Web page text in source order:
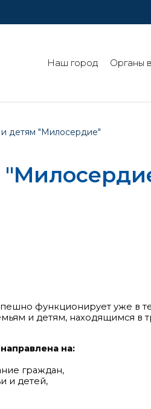
Наш город Органы
детям "Милосердие"
функционирует уже в
и детям, находящимся в
на:
граждан,
и детей,